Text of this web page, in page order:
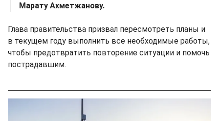
Марату Ахметжанову.
Глава правительства призвал пересмотреть планы и
в текущем году выполнить все необходимые работы,
чтобы предотвратить повторение ситуации и помочь
пострадавшим.